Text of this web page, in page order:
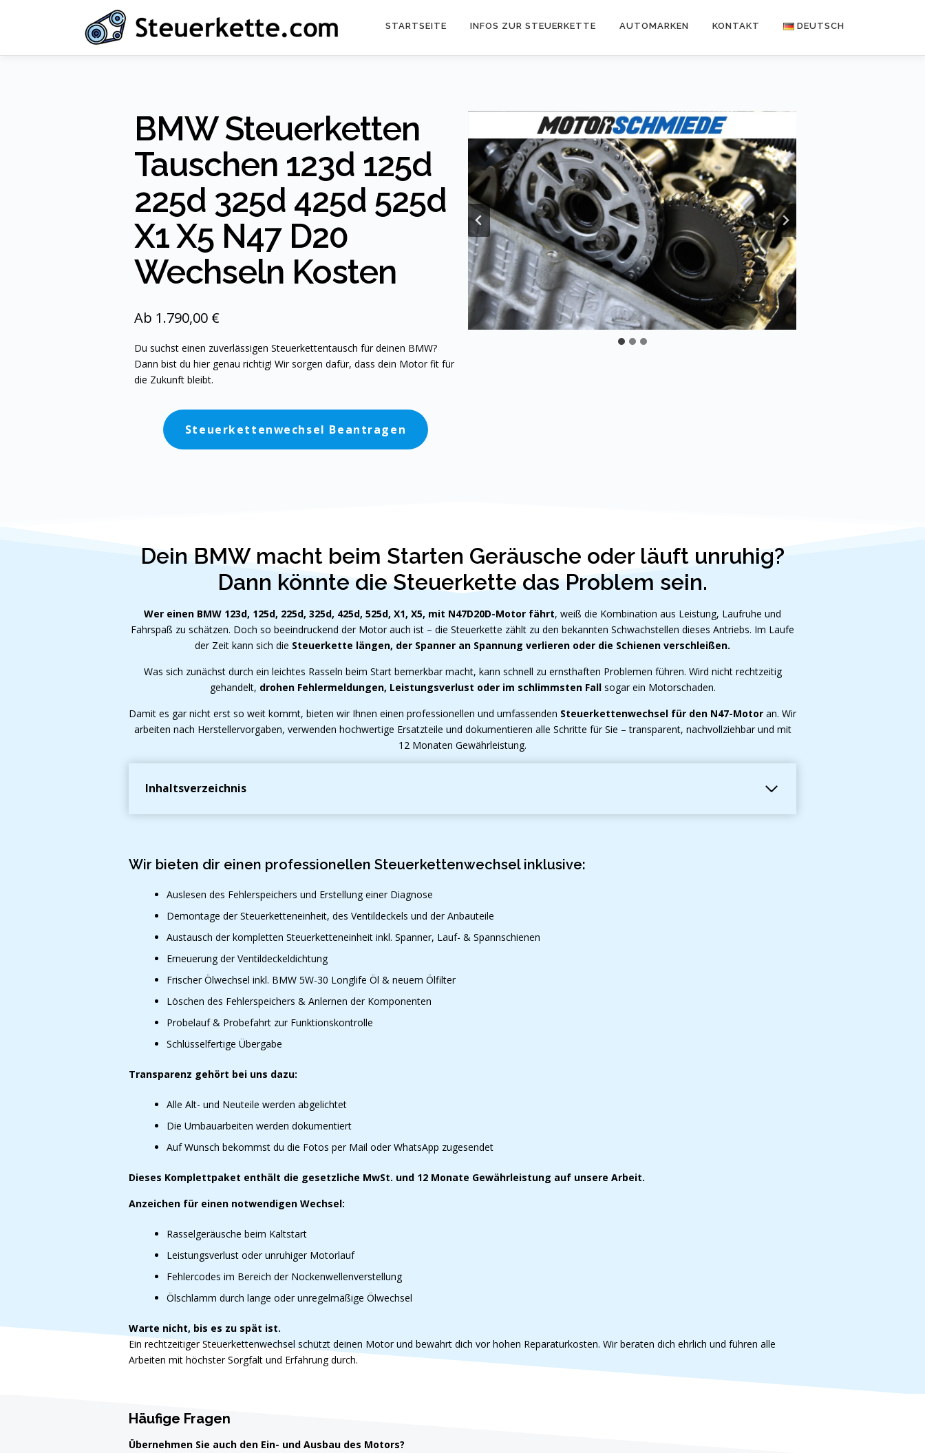
STARTSEITE INFOS ZUR STEUERKETTE AUTOMARKEN KONTAKT DEUTSCH
BMW Steuerketten
Tauschen 123d 125d
225d 325d 425d 525d
X1 X5 N47 D20
Wechseln Kosten
Ab 1.790,00 €
Du suchst einen zuverlässigen Steuerkettentausch für deinen BMW?
Dann bist du hier genau richtig! Wir sorgen dafür, dass dein Motor fit für
die Zukunft bleibt.
Steuerkettenwechsel Beantragen
Dein BMW macht beim Starten Geräusche oder läuft unruhig?
Dann könnte die Steuerkette das Problem sein.
Wer einen BMW 123d, 125d, 225d, 325d, 425d, 525d, X1, X5, mit N47D20D-Motor fährt, weiß die Kombination aus Leistung, Laufruhe und
Fahrspaß zu schätzen. Doch so beeindruckend der Motor auch ist – die Steuerkette zählt zu den bekannten Schwachstellen dieses Antriebs. Im Laufe
der Zeit kann sich die Steuerkette längen, der Spanner an Spannung verlieren oder die Schienen verschleißen.
Was sich zunächst durch ein leichtes Rasseln beim Start bemerkbar macht, kann schnell zu ernsthaften Problemen führen. Wird nicht rechtzeitig
gehandelt, drohen Fehlermeldungen, Leistungsverlust oder im schlimmsten Fallsogar ein Motorschaden.
Damit es gar nicht erst so weit kommt, bieten wir Ihnen einen professionellen und umfassenden Steuerkettenwechsel für den N47-Motor an. Wir
arbeiten nach Herstellervorgaben, verwenden hochwertige Ersatzteile und dokumentieren alle Schritte für Sie – transparent, nachvollziehbar und mit
12 Monaten Gewährleistung.
Inhaltsverzeichnis
Wir bieten dir einen professionellen Steuerkettenwechsel inklusive:
Auslesen des Fehlerspeichers und Erstellung einer Diagnose
Demontage der Steuerketteneinheit, des Ventildeckels und der Anbauteile
Austausch der kompletten Steuerketteneinheit inkl. Spanner, Lauf- & Spannschienen
Erneuerung der Ventildeckeldichtung
Frischer Ölwechsel inkl. BMW 5W-30 Longlife Öl & neuem Ölfilter
Löschen des Fehlerspeichers & Anlernen der Komponenten
Probelauf & Probefahrt zur Funktionskontrolle
Schlüsselfertige Übergabe
Transparenz gehört bei uns dazu:
Alle Alt- und Neuteile werden abgelichtet
Die Umbauarbeiten werden dokumentiert
Auf Wunsch bekommst du die Fotos per Mail oder WhatsApp zugesendet
Dieses Komplettpaket enthält die gesetzliche MwSt. und 12 Monate Gewährleistung auf unsere Arbeit.
Anzeichen für einen notwendigen Wechsel:
Rasselgeräusche beim Kaltstart
Leistungsverlust oder unruhiger Motorlauf
Fehlercodes im Bereich der Nockenwellenverstellung
Ölschlamm durch lange oder unregelmäßige Ölwechsel
Warte nicht, bis es zu spät ist.
Ein rechtzeitiger Steuerkettenwechsel schützt deinen Motor und bewahrt dich vor hohen Reparaturkosten. Wir beraten dich ehrlich und führen alle
Arbeiten mit höchster Sorgfalt und Erfahrung durch.
Häufige Fragen
Übernehmen Sie auch den Ein- und Ausbau des Motors?